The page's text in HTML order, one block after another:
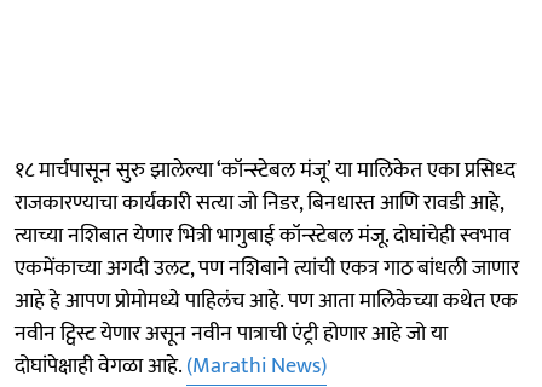
१८ मार्चपासून सुरु झालेल्या ‘कॉन्स्टेबल मंजू’ या मालिकेत एका प्रसिध्द
राजकारण्याचा कार्यकारी सत्या जो निडर, बिनधास्त आणि रावडी आहे,
त्याच्या नशिबात येणार भित्री भागुबाई कॉन्स्टेबल मंजू. दोघांचेही स्वभाव
एकमेंकाच्या अगदी उलट, पण नशिबाने त्यांची एकत्र गाठ बांधली जाणार
आहे हे आपण प्रोमोमध्ये पाहिलंच आहे. पण आता मालिकेच्या कथेत एक
नवीन ट्विस्ट येणार असून नवीन पात्राची एंट्री होणार आहे जो या
दोघांपेक्षाही वेगळा आहे.(Marathi News)